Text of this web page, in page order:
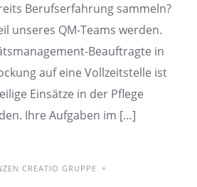
Berufserfahrung sammeln?
unseres QM-Teams werden.
Beauftragte in
auf eine Vollzeitstelle ist
Einsätze in der Pflege
Ihre Aufgaben im […]
CREATIO GRUPPE